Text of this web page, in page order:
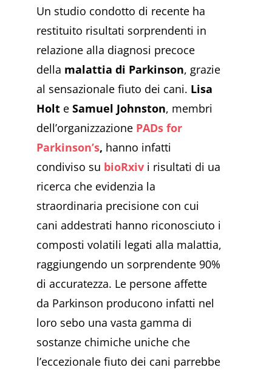
Un studio condotto di recente ha
restituito risultati sorprendenti in
relazione alla diagnosi precoce
della malattia di Parkinson, grazie
al sensazionale fiuto dei cani. Lisa
Holt e Samuel Johnston, membri
dell’organizzazione PADs for
Parkinson’s, hanno infatti
condiviso su bioRxiv i risultati di ua
ricerca che evidenzia la
straordinaria precisione con cui
cani addestrati hanno riconosciuto i
composti volatili legati alla malattia,
raggiungendo un sorprendente 90%
di accuratezza. Le persone affette
da Parkinson producono infatti nel
loro sebo una vasta gamma di
sostanze chimiche uniche che
l’eccezionale fiuto dei cani parrebbe